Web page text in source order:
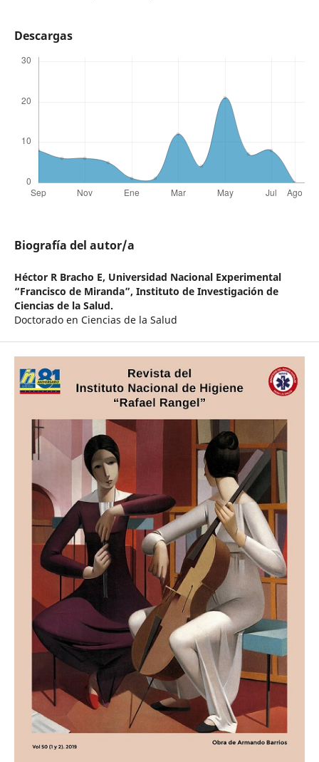
Descargas
Biografía del autor/a
Héctor R Bracho E, Universidad Nacional Experimental
“Francisco de Miranda”, Instituto de Investigación de
Ciencias de la Salud.
Doctorado en Ciencias de la Salud